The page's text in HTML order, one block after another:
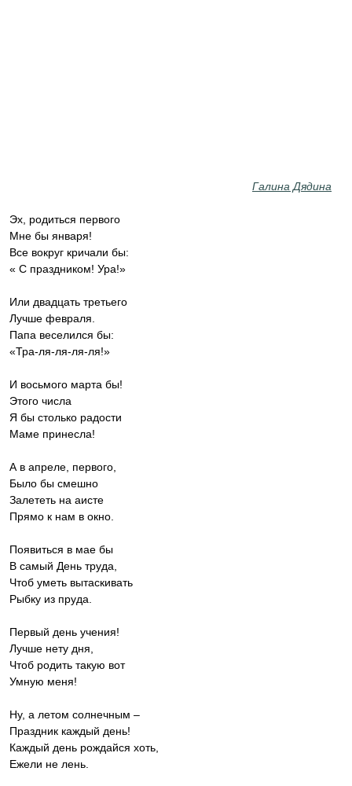
Галина Дядина
Эх, родиться первого
Мне бы января!
Все вокруг кричали бы:
« С праздником! Ура!»
Или двадцать третьего
Лучше февраля.
Папа веселился бы:
«Тра-ля-ля-ля-ля!»
И восьмого марта бы!
Этого числа
Я бы столько радости
Маме принесла!
А в апреле, первого,
Было бы смешно
Залететь на аисте
Прямо к нам в окно.
Появиться в мае бы
В самый День труда,
Чтоб уметь вытаскивать
Рыбку из пруда.
Первый день учения!
Лучше нету дня,
Чтоб родить такую вот
Умную меня!
Ну, а летом солнечным –
Праздник каждый день!
Каждый день рождайся хоть,
Ежели не лень.